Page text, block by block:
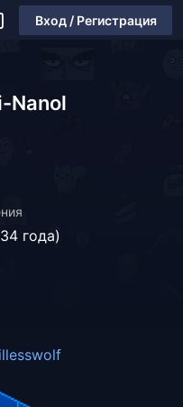
Вход / Регистрация
Nanol
года)